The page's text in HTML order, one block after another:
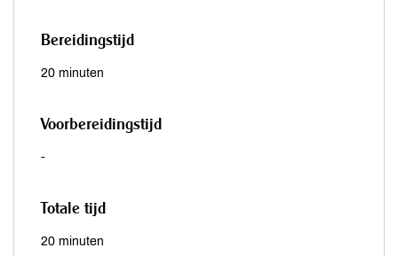
Bereidingstijd
20 minuten
Voorbereidingstijd
-
Totale tijd
20 minuten